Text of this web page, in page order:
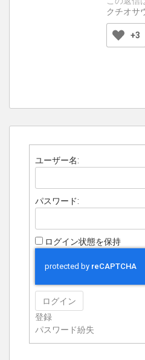
クチオサ
+3
ユーザー名:
パスワード:
ログイン状態を保持
ログイン
登録
パスワード紛失